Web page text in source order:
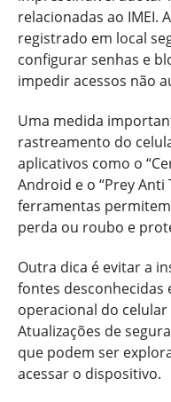
relacionadas ao IMEI.
registrado em local
configurar senhas e
impedir acessos não
Uma medida
rastreamento do
aplicativos como o
Android e o “Prey Anti
ferramentas
perda ou roubo e
Outra dica é evitar a
fontes desconhecidas
operacional do
Atualizações de
que podem ser
acessar o dispositivo.